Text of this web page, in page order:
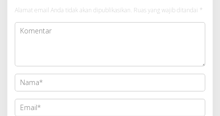
Alamat email Anda tidak akan dipublikasikan. Ruas yang wajib ditandai *